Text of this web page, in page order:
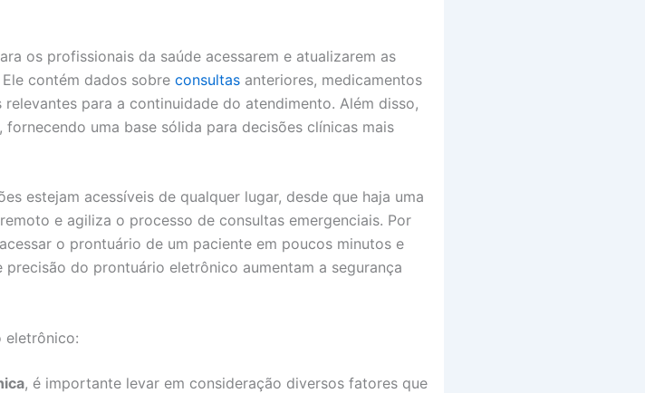
os profissionais da saúde acessarem e atualizarem as
contém dados sobre consultas anteriores, medicamentos
para a continuidade do atendimento. Além disso,
uma base sólida para decisões clínicas mais
estejam acessíveis de qualquer lugar, desde que haja uma
e agiliza o processo de consultas emergenciais. Por
o prontuário de um paciente em poucos minutos e
do prontuário eletrônico aumentam a segurança
eletrônico:
, é importante levar em consideração diversos fatores que